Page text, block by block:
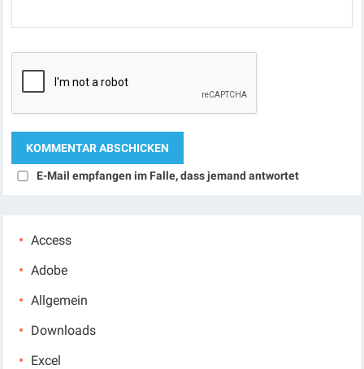
E-Mail empfangen im Falle, dass jemand antwortet
Access
Adobe
Allgemein
Downloads
Excel